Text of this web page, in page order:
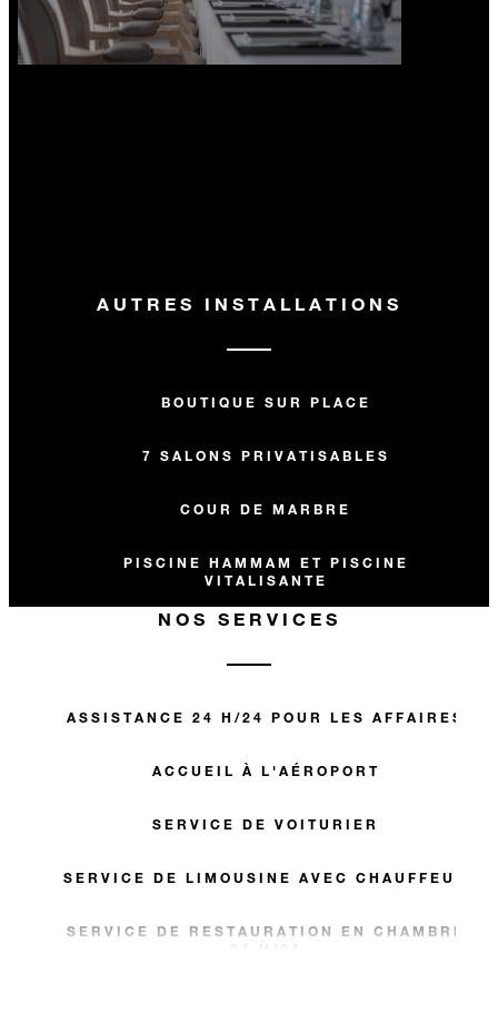
AUTRES INSTALLATIONS
BOUTIQUE SUR PLACE
7 SALONS PRIVATISABLES
COUR DE MARBRE
PISCINE HAMMAM ET PISCINE
VITALISANTE
NOS SERVICES
ASSISTANCE 24 H/24 POUR LES AFFAIRES
ACCUEIL À L'AÉROPORT
SERVICE DE VOITURIER
SERVICE DE LIMOUSINE AVEC CHAUFFEUR
SERVICE DE RESTAURATION EN CHAMBRE
24 H/24